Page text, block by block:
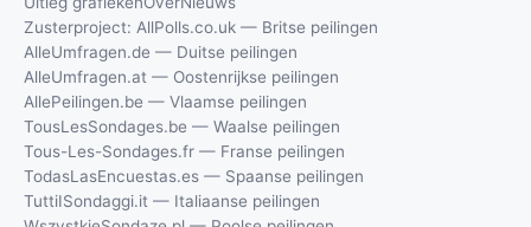
Zusterproject: AllPolls.co.uk — Britse peilingen
AlleUmfragen.de — Duitse peilingen
AlleUmfragen.at — Oostenrijkse peilingen
AllePeilingen.be — Vlaamse peilingen
TousLesSondages.be — Waalse peilingen
Tous-Les-Sondages.fr — Franse peilingen
TodasLasEncuestas.es — Spaanse peilingen
TuttiISondaggi.it — Italiaanse peilingen